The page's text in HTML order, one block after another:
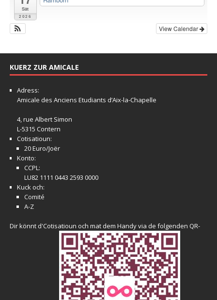
Sat
2026
View Calendar
KUERZ ZUR AMICALE
Adress:
Amicale des Anciens Etudiants d’Aix-la-Chapelle
4, rue Albert Simon
L-5315 Contern
Cotisatioun:
20 Euro/Joër
Konto:
CCPL:
LU82 1111 0443 2593 0000
Kuck och:
Comité
A-Z
Dir könnt d'Cotisatioun och mat dem Handy via de folgenden QR-